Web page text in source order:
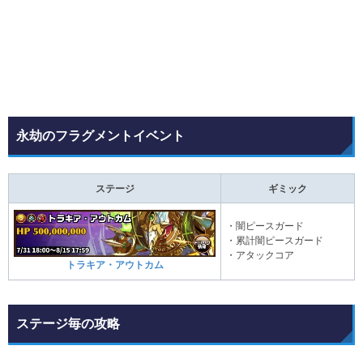
永劫のフラグメントイベント
ステージ ギミック
トラキア・アウトカム
・闇ピースガード
・累計闇ピースガード
・アタックコア
ステージ毎の攻略